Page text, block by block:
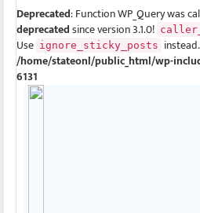
Deprecated: Function WP_Query was
deprecatedsince version 3.1.0!
Use ignore_sticky_posts
/home/stateonl/public_html/wp-
6131